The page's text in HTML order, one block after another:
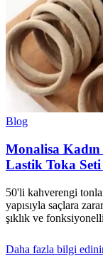
Blog
Monalisa
Lastik Toka
50'li kahverengi
yapısıyla saçlara
şıklık ve
Daha fazla bilgi